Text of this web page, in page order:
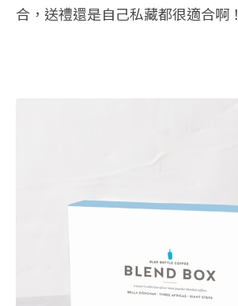
合，送禮還是自己私藏都很適合啊！